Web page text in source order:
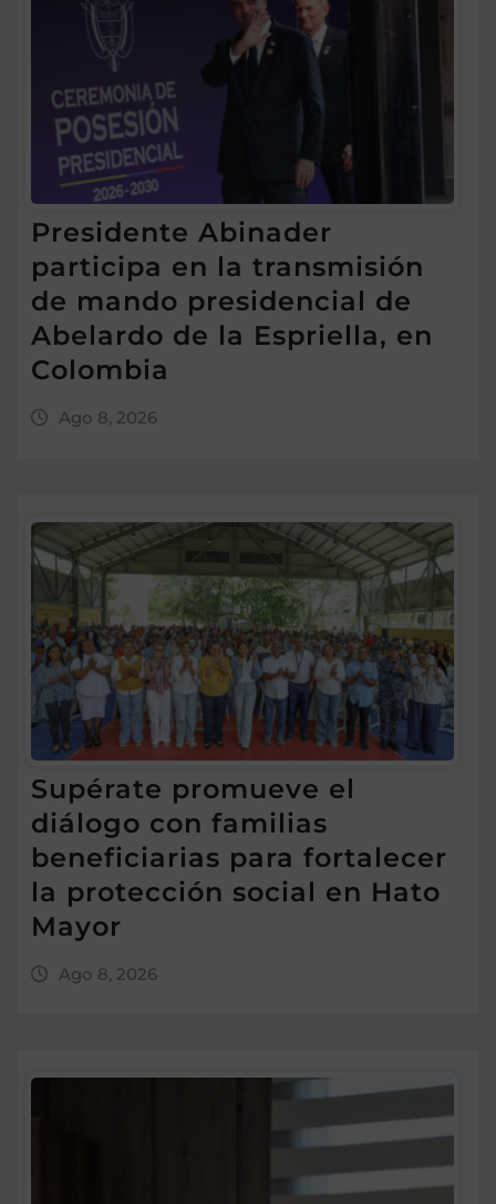
Presidente Abinader
participa en la transmisión
de mando presidencial de
Abelardo de la Espriella, en
Colombia
Ago 8, 2026
Supérate promueve el
diálogo con familias
beneficiarias para fortalecer
la protección social en Hato
Mayor
Ago 8, 2026